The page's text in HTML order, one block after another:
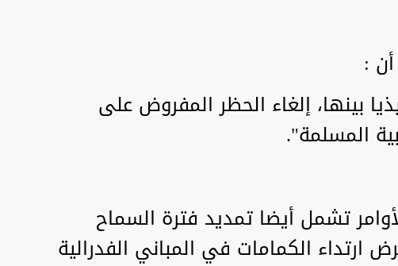
:
15 أمرا تنفيذيا بينها، إلغاء الحظر المفروض على
المسلمة".
تشمل أيضا تمديد فترة السماح
ارتداء الكمامات في المباني الفدرالية